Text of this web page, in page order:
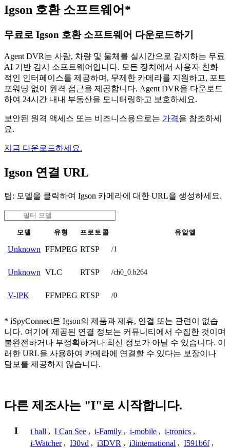
Igson 호환 소프트웨어*
무료로 Igson 호환 소프트웨어 다운로드하기
Agent DVR는 사람, 차량 및 물체를 실시간으로 감지하는 무료
AI 기반 감시 소프트웨어입니다. 모든 장치에서 사용자 친화
적인 인터페이스를 제공하며, 무제한 카메라를 지원하고, 포트
포워딩 없이 원격 접근을 제공합니다. Agent DVR을 다운로드
하여 24시간 내내 부동산을 모니터링하고 보호하세요.
보안된 원격 액세스 또는 비즈니스용으로는 가격을 참조하세
요.
지금 다운로드하세요.
Igson 연결 URL
팁: 모델을 클릭하여 Igson 카메라에 대한 URL을 생성하세요.
모델 유형 프로토콜 유알엘
Unknown FFMPEG RTSP /1
Unknown VLC RTSP /ch0_0.h264
V-IPK FFMPEG RTSP /0
* iSpyConnect은 Igson의 제품과 제휴, 연결 또는 관련이 없습
니다. 여기에 제공된 연결 정보는 커뮤니티에서 수집한 것이며
불완전하거나 부정확하거나 최신 정보가 아닐 수 있습니다. 이
러한 URL을 사용하여 카메라에 연결할 수 있다는 보장이나
담보를 제공하지 않습니다.
다른 제조사는 "I"로 시작합니다.
I i ball , I Can See , i-Family , i-mobile , i-tronics ,
i-Watcher , I30vd , i3DVR , i3international , I591b6f ,